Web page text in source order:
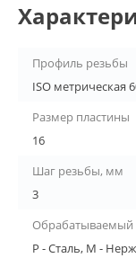
Профиль резьбы
ISO метрическая
Размер пластины
16
Шаг резьбы, мм
3
Обрабатываемый
P - Сталь, M -